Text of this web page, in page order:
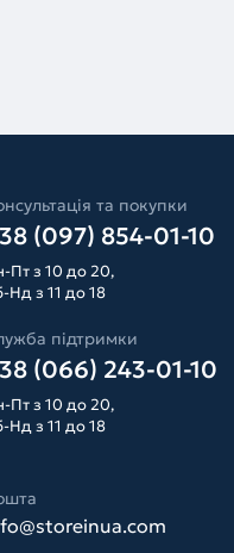
та покупки
(097) 854-01-10
Пт з 10 до 20,
Нд з 11 до 18
підтримки
(066) 243-01-10
Пт з 10 до 20,
Нд з 11 до 18